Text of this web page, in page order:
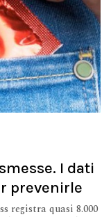
I dati
prevenirle
registra quasi 8.000